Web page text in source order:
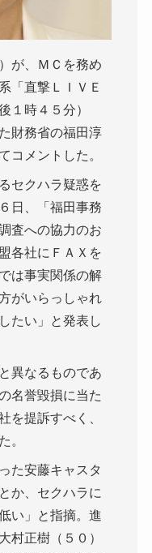
が、ＭＣを務め
「直撃ＬＩＶＥ
１時４５分）
財務省の福田淳
コメントした。
セクハラ疑惑を
日、「福田事務
査への協力のお
各社にＦＡＸを
は事実関係の解
がいらっしゃれ
たい」と発表し
異なるものであ
名誉毀損に当た
を提訴すべく、
。
た安藤キャスタ
か、セクハラに
い」と指摘。進
村正樹（５０）